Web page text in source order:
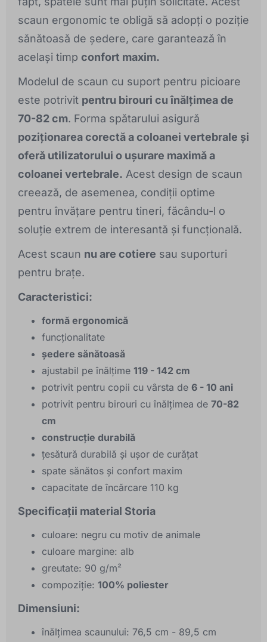
scaun ergonomic te obligă să adopți o poziție
sănătoasă de ședere, care garantează în
același timp confort maxim.
Modelul de scaun cu suport pentru picioare
este potrivit pentru birouri cu înălțimea de
70-82 cm. Forma spătarului asigură
poziționarea corectă a coloanei vertebrale și
oferă utilizatorului o ușurare maximă a
coloanei vertebrale. Acest design de scaun
creează, de asemenea, condiții optime
pentru învățare pentru tineri, făcându-l o
soluție extrem de interesantă și funcțională.
Acest scaun nu are cotiere sau suporturi
pentru brațe.
Caracteristici:
formă ergonomică
funcționalitate
ședere sănătoasă
ajustabil pe înălțime 119 - 142 cm
potrivit pentru copii cu vârsta de 6 - 10 ani
potrivit pentru birouri cu înălțimea de 70-82
cm
construcție durabilă
țesătură durabilă și ușor de curățat
spate sănătos și confort maxim
capacitate de încărcare 110 kg
Specificații material Storia
culoare: negru cu motiv de animale
culoare margine: alb
greutate: 90 g/m²
compoziție: 100% poliester
Dimensiuni:
înălțimea scaunului: 76,5 cm - 89,5 cm